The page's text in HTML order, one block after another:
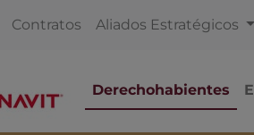
Contratos Aliados Estratégicos
Derechohabientes